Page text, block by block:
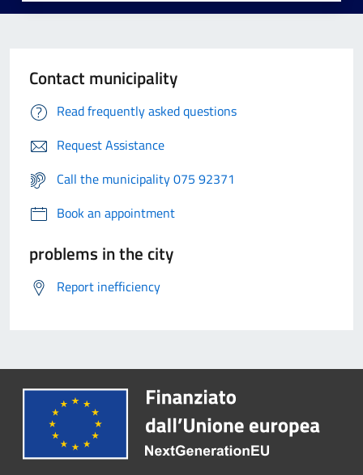
Contact municipality
Read frequently asked questions
Request Assistance
Call the municipality 075 92371
Book an appointment
problems in the city
Report inefficiency